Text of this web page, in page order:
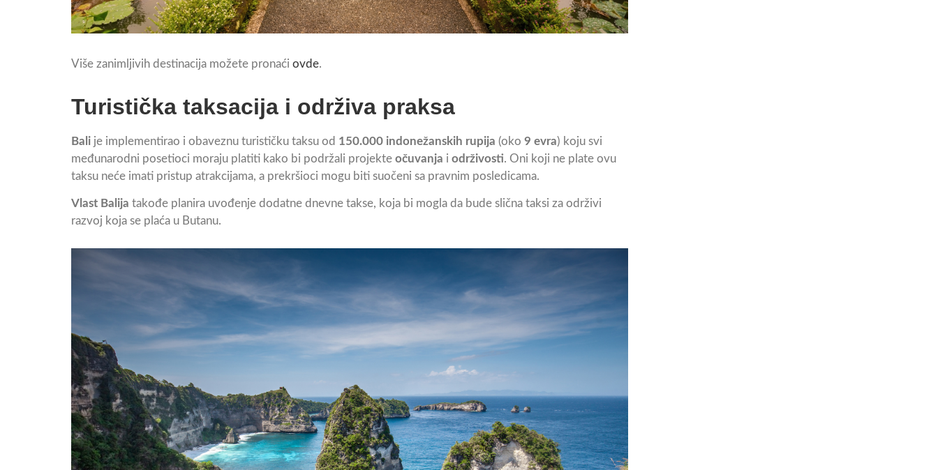
Više zanimljivih destinacija možete pronaći ovde.
Turistička taksacija i održiva praksa
Bali je implementirao i obaveznu turističku taksu od 150.000 indonežanskih rupija (oko 9 evra) koju svi
međunarodni posetioci moraju platiti kako bi podržali projekte očuvanja i održivosti. Oni koji ne plate ovu
taksu neće imati pristup atrakcijama, a prekršioci mogu biti suočeni sa pravnim posledicama.
Vlast Balija takođe planira uvođenje dodatne dnevne takse, koja bi mogla da bude slična taksi za održivi
razvoj koja se plaća u Butanu.